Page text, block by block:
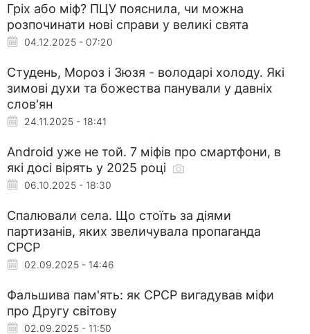
Гріх або міф? ПЦУ пояснила, чи можна
розпочинати нові справи у великі свята
04.12.2025 - 07:20
Студень, Мороз і Зюзя - володарі холоду. Які
зимові духи та божества панували у давніх
слов'ян
24.11.2025 - 18:41
Android уже не той. 7 міфів про смартфони, в
які досі вірять у 2025 році
06.10.2025 - 18:30
Спалювали села. Що стоїть за діями
партизанів, яких звеличувала пропаганда
СРСР
02.09.2025 - 14:46
Фальшива пам'ять: як СРСР вигадував міфи
про Другу світову
02.09.2025 - 11:50